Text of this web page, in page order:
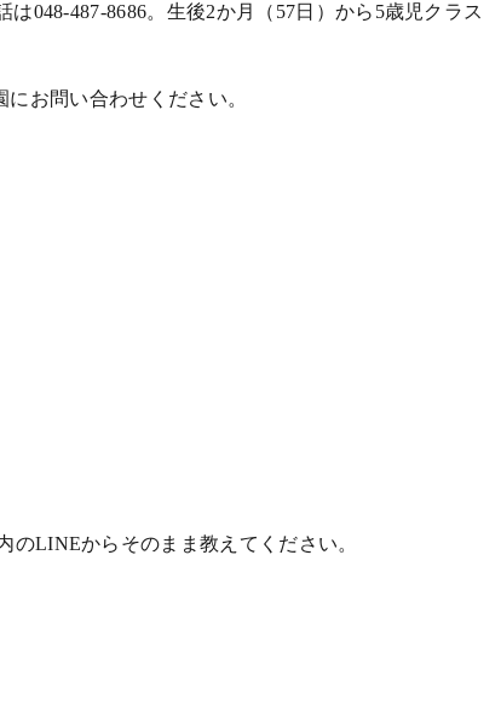
048-487-8686。生後2か月（57日）から5歳児クラス
お問い合わせください。
LINEからそのまま教えてください。